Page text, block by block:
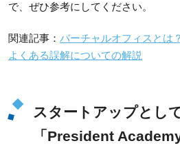
で、ぜひ参考にしてください。
関連記事： バーチャルオフィスとは
よくある誤解についての解説
スタートアップとし
「President